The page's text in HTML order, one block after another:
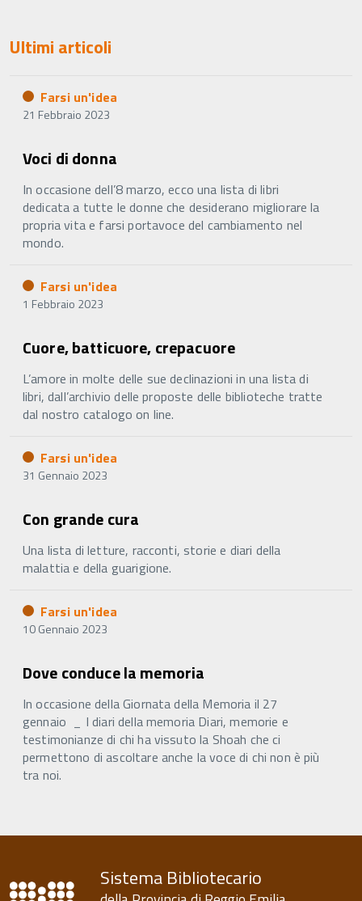
Ultimi articoli
Farsi un'idea
21 Febbraio 2023
Voci di donna
In occasione dell’8 marzo, ecco una lista di libri
dedicata a tutte le donne che desiderano migliorare la
propria vita e farsi portavoce del cambiamento nel
mondo.
Farsi un'idea
1 Febbraio 2023
Cuore, batticuore, crepacuore
L’amore in molte delle sue declinazioni in una lista di
libri, dall’archivio delle proposte delle biblioteche tratte
dal nostro catalogo on line.
Farsi un'idea
31 Gennaio 2023
Con grande cura
Una lista di letture, racconti, storie e diari della
malattia e della guarigione.
Farsi un'idea
10 Gennaio 2023
Dove conduce la memoria
In occasione della Giornata della Memoria il 27
gennaio _ I diari della memoria Diari, memorie e
testimonianze di chi ha vissuto la Shoah che ci
permettono di ascoltare anche la voce di chi non è più
tra noi.
Sistema Bibliotecario